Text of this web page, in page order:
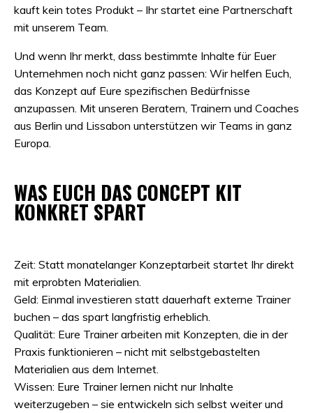
kauft kein totes Produkt – Ihr startet eine Partnerschaft
mit unserem Team.
Und wenn Ihr merkt, dass bestimmte Inhalte für Euer
Unternehmen noch nicht ganz passen: Wir helfen Euch,
das Konzept auf Eure spezifischen Bedürfnisse
anzupassen. Mit unseren Beratern, Trainern und Coaches
aus Berlin und Lissabon unterstützen wir Teams in ganz
Europa.
WAS EUCH DAS CONCEPT KIT
KONKRET SPART
Zeit: Statt monatelanger Konzeptarbeit startet Ihr direkt
mit erprobten Materialien.
Geld: Einmal investieren statt dauerhaft externe Trainer
buchen – das spart langfristig erheblich.
Qualität: Eure Trainer arbeiten mit Konzepten, die in der
Praxis funktionieren – nicht mit selbstgebastelten
Materialien aus dem Internet.
Wissen: Eure Trainer lernen nicht nur Inhalte
weiterzugeben – sie entwickeln sich selbst weiter und